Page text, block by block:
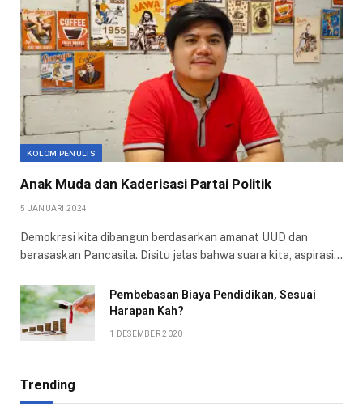
KOLOM PENULIS
Anak Muda dan Kaderisasi Partai Politik
5 JANUARI 2024
Demokrasi kita dibangun berdasarkan amanat UUD dan
berasaskan Pancasila. Disitu jelas bahwa suara kita, aspirasi…
Pembebasan Biaya Pendidikan, Sesuai
Harapan Kah?
1 DESEMBER 2020
Trending